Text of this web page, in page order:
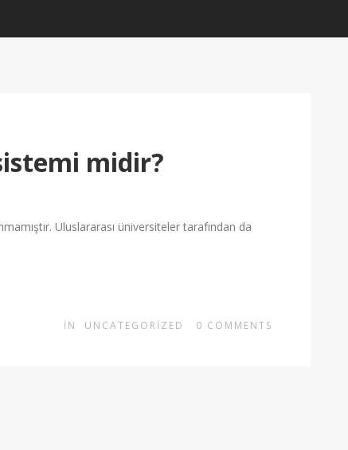
midir?
Uluslararası üniversiteler tarafından da
IN UNCATEGORIZED 0 COMMENTS